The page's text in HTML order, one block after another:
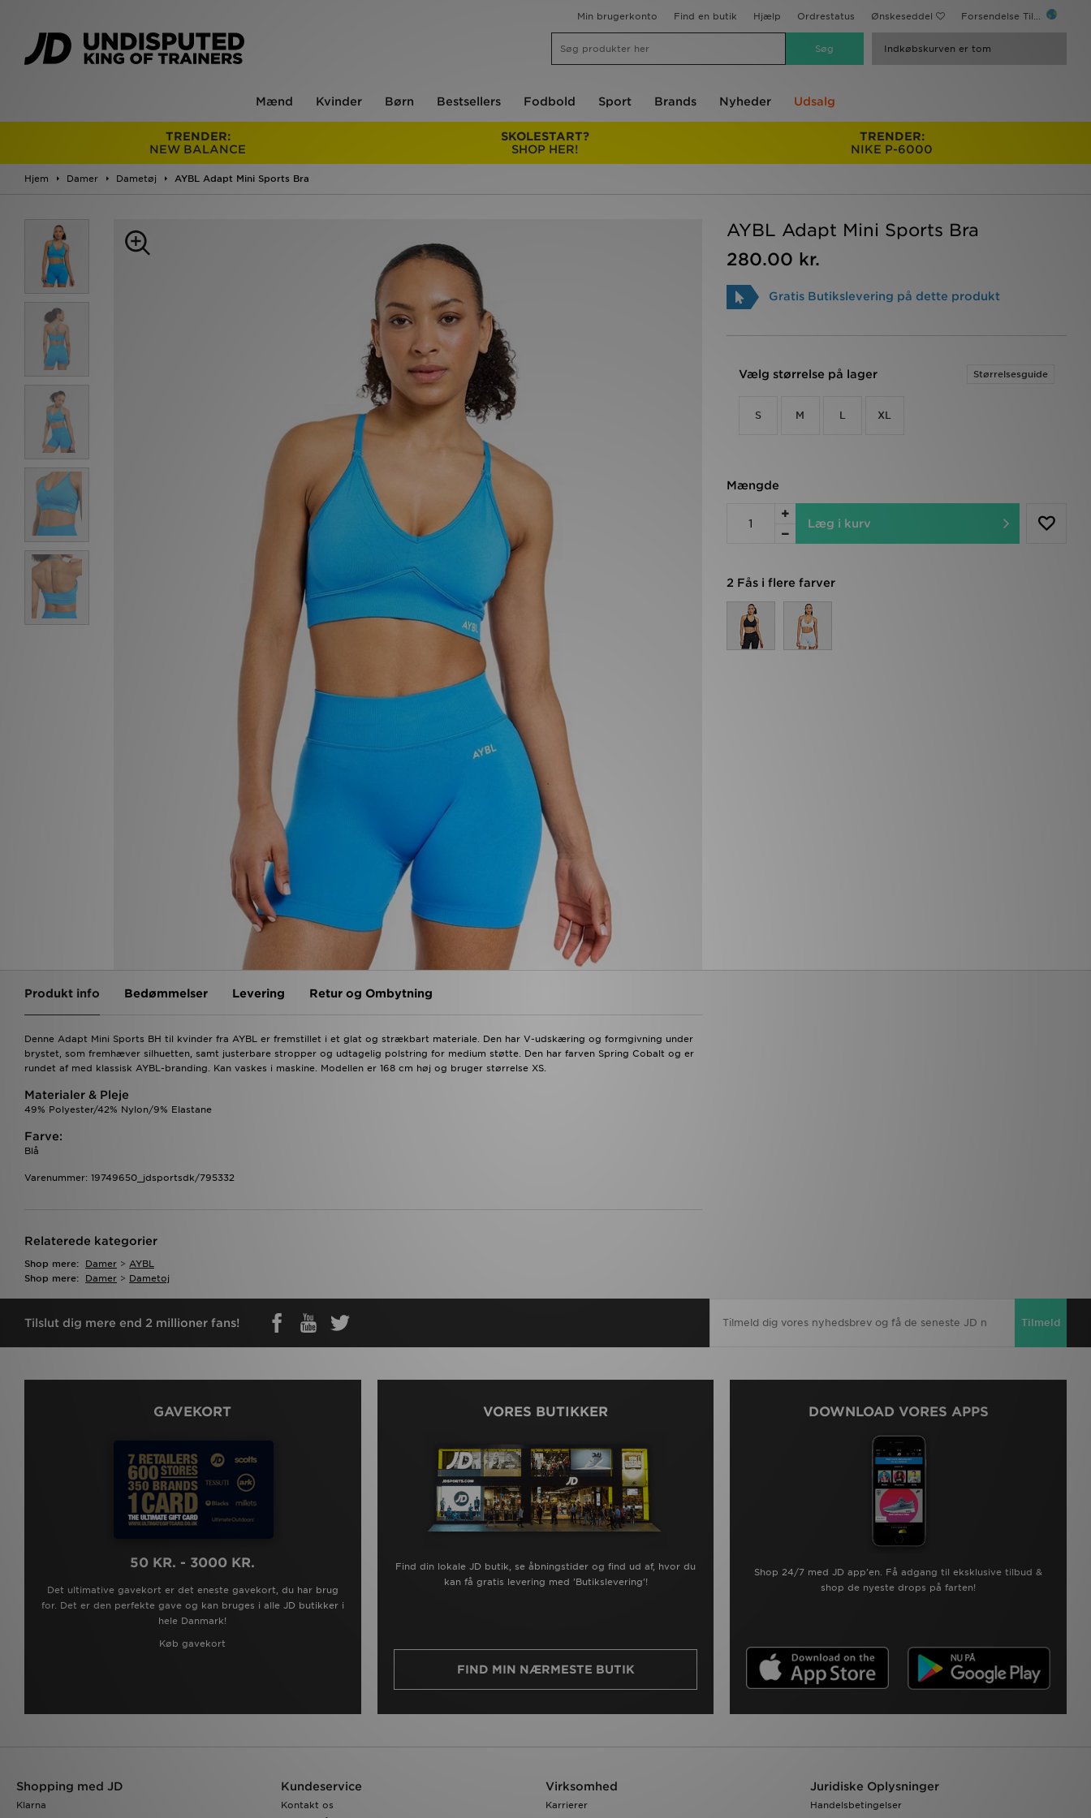
Min brugerkonto Find en butik Hjælp Ordrestatus Ønskeseddel Forsendelse Til...
Indkøbskurven er tom
Mænd Kvinder Børn Bestsellers Fodbold Sport Brands Nyheder Udsalg
TRENDER:
NEW BALANCE
SKOLESTART?
SHOP HER!
TRENDER:
NIKE P-6000
Hjem Damer Dametøj AYBL Adapt Mini Sports Bra
AYBL Adapt Mini Sports Bra
280.00 kr.
Gratis Butikslevering på dette produkt
Vælg størrelse på lager Størrelsesguide
S M L XL
Mængde
Læg i kurv
2 Fås i flere farver
Produkt info Bedømmelser Levering Retur og Ombytning
Denne Adapt Mini Sports BH til kvinder fra AYBL er fremstillet i et glat og strækbart materiale. Den har V-udskæring og formgivning under
brystet, som fremhæver silhuetten, samt justerbare stropper og udtagelig polstring for medium støtte. Den har farven Spring Cobalt og er
rundet af med klassisk AYBL-branding. Kan vaskes i maskine. Modellen er 168 cm høj og bruger størrelse XS.
Materialer & Pleje
49% Polyester/42% Nylon/9% Elastane
Farve:
Blå
Varenummer: 19749650_jdsportsdk/795332
Relaterede kategorier
Shop mere: Damer > AYBL
Shop mere:
Damer > Dametoj
Tilslut dig mere end 2 millioner fans! Tilmeld
GAVEKORT
50 KR. - 3000 KR.
Det ultimative gavekort er det eneste gavekort, du har brug
for. Det er den perfekte gave og kan bruges i alle JD butikker i
hele Danmark!
Køb gavekort
VORES BUTIKKER
Find din lokale JD butik, se åbningstider og find ud af, hvor du
kan få gratis levering med 'Butikslevering'!
FIND MIN NÆRMESTE BUTIK
DOWNLOAD VORES APPS
Shop 24/7 med JD app'en. Få adgang til eksklusive tilbud &
shop de nyeste drops på farten!
Shopping med JD
Klarna
Kundeservice
Kontakt os
Virksomhed
Karrierer
Juridiske Oplysninger
Handelsbetingelser